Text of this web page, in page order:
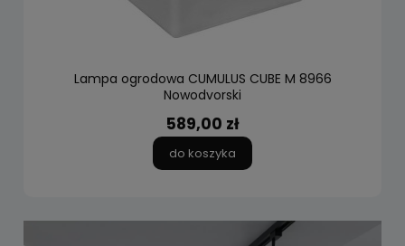
Lampa ogrodowa CUMULUS CUBE M 8966
Nowodvorski
589,00 zł
do koszyka